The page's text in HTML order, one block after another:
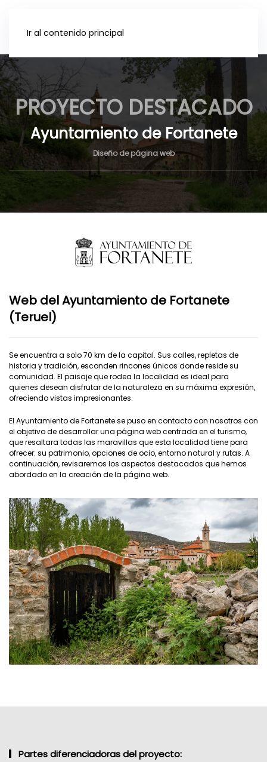
Ir al contenido principal
PROYECTO DESTACADO
Ayuntamiento de Fortanete
Diseño de página web
Web del Ayuntamiento de Fortanete
(Teruel)
Se encuentra a solo 70 km de la capital. Sus calles, repletas de
historia y tradición, esconden rincones únicos donde reside su
comunidad. El paisaje que rodea la localidad es ideal para
quienes desean disfrutar de la naturaleza en su máxima expresión,
ofreciendo vistas impresionantes.
El Ayuntamiento de Fortanete se puso en contacto con nosotros con
el objetivo de desarrollar una página web centrada en el turismo,
que resaltara todas las maravillas que esta localidad tiene para
ofrecer: su patrimonio, opciones de ocio, entorno natural y rutas. A
continuación, revisaremos los aspectos destacados que hemos
abordado en la creación de la página web.
Partes diferenciadoras del proyecto: